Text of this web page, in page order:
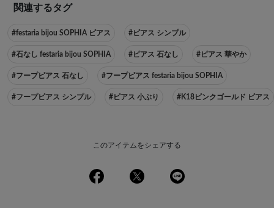
関連するタグ
#festaria bijou SOPHIA ピアス #ピアス シンプル
#石なし festaria bijou SOPHIA #ピアス 石なし #ピアス 華やか
#フープピアス 石なし #フープピアス festaria bijou SOPHIA
#フープピアス シンプル #ピアス 小ぶり #K18ピンクゴールド ピアス
このアイテムをシェアする